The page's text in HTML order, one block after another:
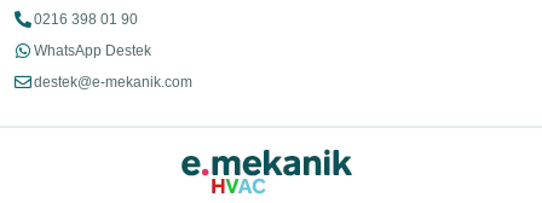
0216 398 01 90
WhatsApp Destek
destek@e-mekanik.com